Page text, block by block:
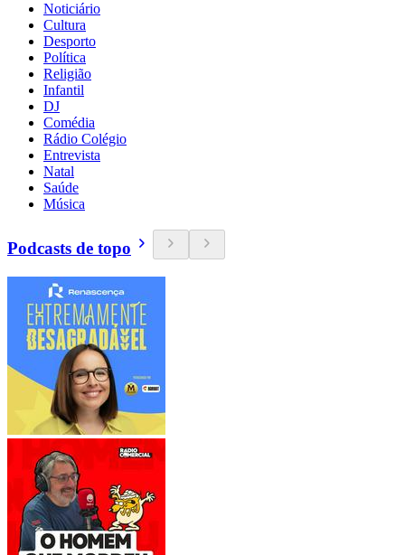
Noticiário
Cultura
Desporto
Política
Religião
Infantil
DJ
Comédia
Rádio Colégio
Entrevista
Natal
Saúde
Música
Podcasts de topo